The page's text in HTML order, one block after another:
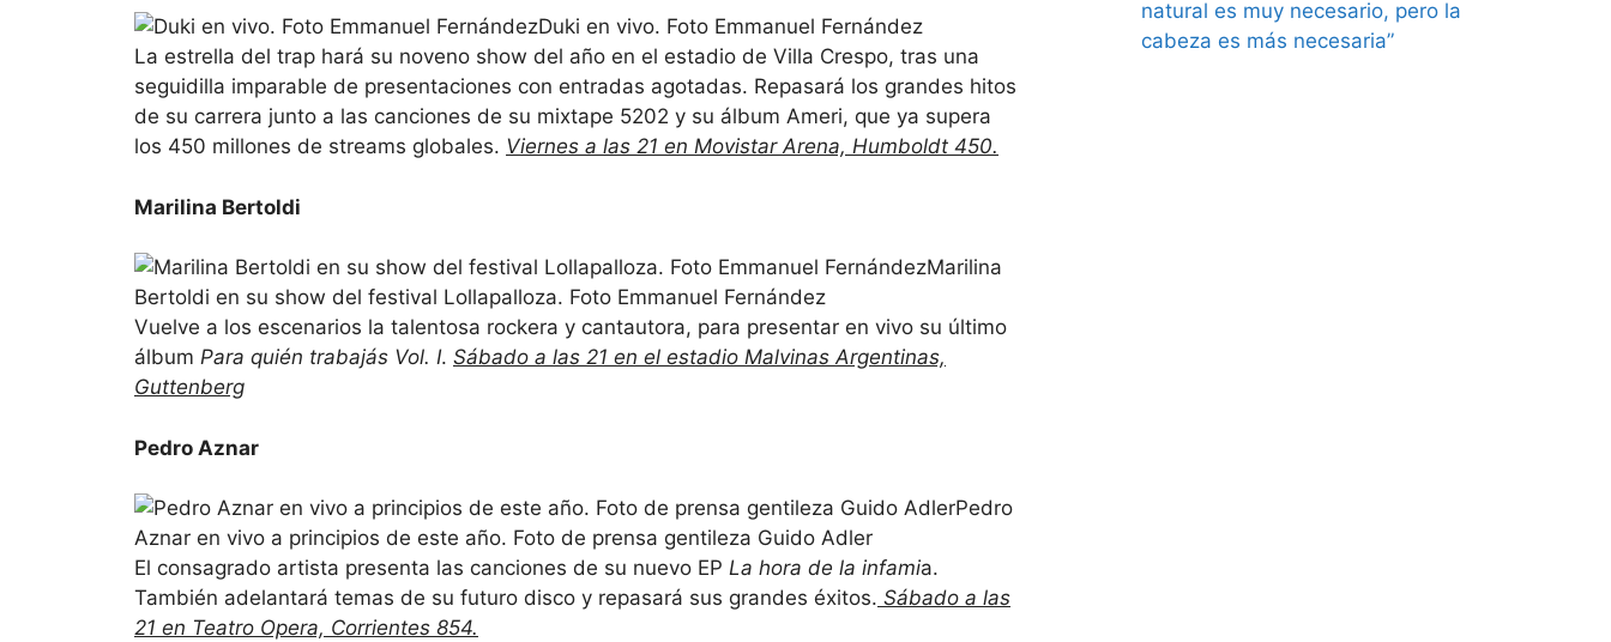
Duki en vivo. Foto Emmanuel Fernández
La estrella del trap hará su noveno show del año en el estadio de Villa Crespo, tras una
seguidilla imparable de presentaciones con entradas agotadas. Repasará los grandes hitos
de su carrera junto a las canciones de su mixtape 5202 y su álbum Ameri, que ya supera
los 450 millones de streams globales. Viernes a las 21 en Movistar Arena, Humboldt 450.
Marilina Bertoldi
Marilina
Bertoldi en su show del festival Lollapalloza. Foto Emmanuel Fernández
Vuelve a los escenarios la talentosa rockera y cantautora, para presentar en vivo su último
álbum Para quién trabajás Vol. I. Sábado a las 21 en el estadio Malvinas Argentinas,
Guttenberg
Pedro Aznar
Pedro
Aznar en vivo a principios de este año. Foto de prensa gentileza Guido Adler
El consagrado artista presenta las canciones de su nuevo EP La hora de la infamia.
También adelantará temas de su futuro disco y repasará sus grandes éxitos. Sábado a las
21 en Teatro Opera, Corrientes 854.
natural es muy necesario, pero la
cabeza es más necesaria”